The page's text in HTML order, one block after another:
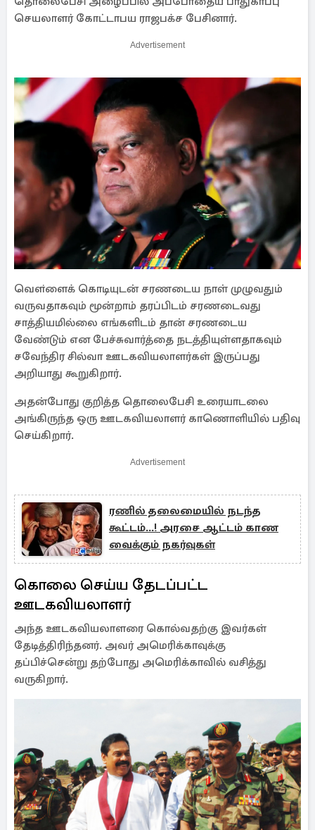
செயலாளர் கோட்டாபய ராஜபக்ச பேசினார்.
Advertisement
வௌ்ளைக் கொடியுடன் சரணடைய நாள் முழுவதும்
வருவதாகவும் மூன்றாம் தரப்பிடம் சரணடைவது
சாத்தியமில்லை எங்களிடம் தான் சரணடைய
வேண்டும் என பேச்சுவார்த்தை நடத்தியுள்ளதாகவும்
சவேந்திர சில்வா ஊடகவியலாளர்கள் இருப்பது
அறியாது கூறுகிறார்.
அதன்போது குறித்த தொலைபேசி உரையாடலை
அங்கிருந்த ஒரு ஊடகவியலாளர் காணொளியில் பதிவு
செய்கிறார்.
Advertisement
ரணில் தலைமையில் நடந்த
கூட்டம்...! அரசை ஆட்டம் காண
வைக்கும் நகர்வுகள்
கொலை செய்ய தேடப்பட்ட
ஊடகவியலாளர்
அந்த ஊடகவியலாளரை கொல்வதற்கு இவர்கள்
தேடித்திரிந்தனர். அவர் அமெரிக்காவுக்கு
தப்பிச்சென்று தற்போது அமெரிக்காவில் வசித்து
வருகிறார்.